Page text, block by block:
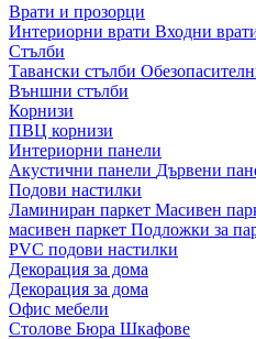
Врати и прозорци
Интериорни врати Входни
Стълби
Тавански стълби
Външни стълби
Корнизи
ПВЦ корнизи
Интериорни панели
Акустични панели Дървени
Подови настилки
Ламиниран паркет Масивен
масивен паркет Подложки за
PVC подови настилки
Декорация за дома
Декорация за дома
Офис мебели
Столове Бюра Шкафове